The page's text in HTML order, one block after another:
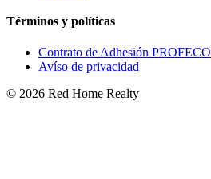
Términos y políticas
Contrato de Adhesión PROFECO
Avíso de privacidad
© 2026 Red Home Realty